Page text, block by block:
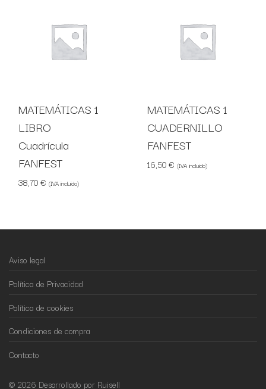
MATEMÁTICAS 1
LIBRO
Cuadrícula
FANFEST
38,70€ (IVA incluido)
MATEMÁTICAS 1
CUADERNILLO
FANFEST
16,50€ (IVA incluido)
Aviso legal
Política de Privacidad
Política de cookies
Condiciones de compra
Contacto
© 2026 Desarrollado por Ruisell